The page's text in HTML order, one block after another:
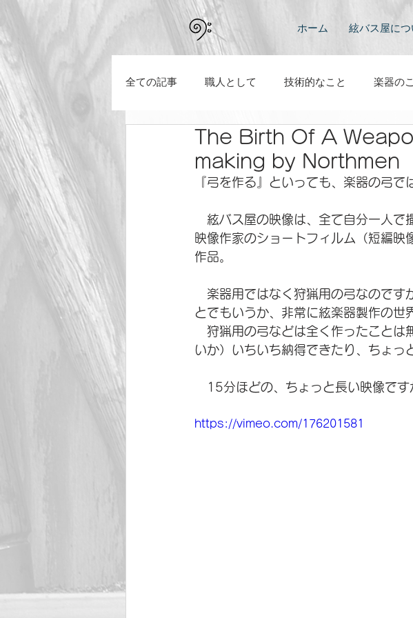
ホーム 絃バス屋につ
全ての記事 職人として 技術的なこと 楽器の
新型コロナの騒動の中で感じたこと 映像 そ
The Birth Of A
making by Northmen
『弓を作る』といっても、楽器の弓で
絃バス屋の映像は、全て自分一人で
映像作家のショートフィルム（短編映
作品。
楽器用ではなく狩猟用の弓なのです
とでもいうか、非常に絃楽器製作の世
狩猟用の弓などは全く作ったことは
いか）いちいち納得できたり、ちょっ
15分ほどの、ちょっと長い映像です
https://vimeo.com/176201581